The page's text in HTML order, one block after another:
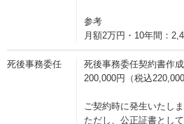
参考
月額2万円・10年間：
死後事務委任
死後事務委任契約書作
200,000円（税込220,000
ご契約時に発生いたし
ただし、公正証書とし